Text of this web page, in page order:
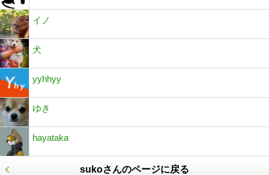
イノ
犬
yyhhyy
ゆき
hayataka
sukoさんのページに戻る